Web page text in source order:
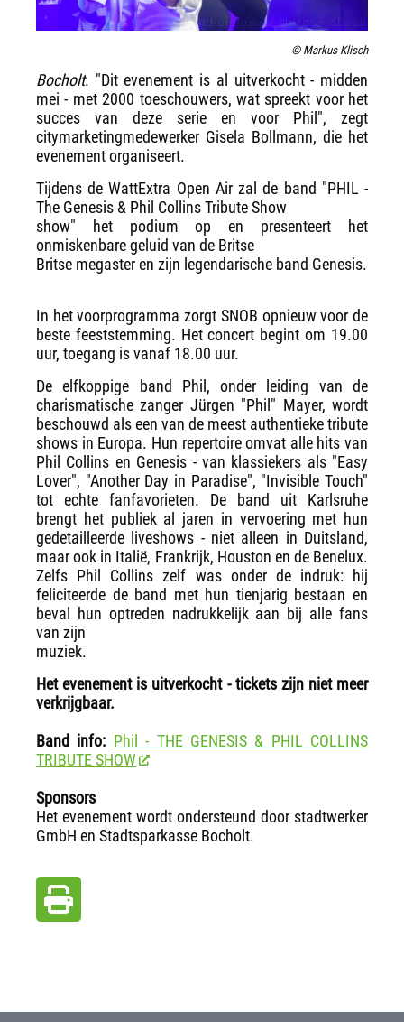
© Markus Klisch
Bocholt. "Dit evenement is al uitverkocht - midden
mei - met 2000 toeschouwers, wat spreekt voor het
succes van deze serie en voor Phil", zegt
citymarketingmedewerker Gisela Bollmann, die het
evenement organiseert.
Tijdens de WattExtra Open Air zal de band "PHIL -
The Genesis & Phil Collins Tribute Show
show" het podium op en presenteert het
onmiskenbare geluid van de Britse
Britse megaster en zijn legendarische band Genesis.
In het voorprogramma zorgt SNOB opnieuw voor de
beste feeststemming. Het concert begint om 19.00
uur, toegang is vanaf 18.00 uur.
De elfkoppige band Phil, onder leiding van de
charismatische zanger Jürgen "Phil" Mayer, wordt
beschouwd als een van de meest authentieke tribute
shows in Europa. Hun repertoire omvat alle hits van
Phil Collins en Genesis - van klassiekers als "Easy
Lover", "Another Day in Paradise", "Invisible Touch"
tot echte fanfavorieten. De band uit Karlsruhe
brengt het publiek al jaren in vervoering met hun
gedetailleerde liveshows - niet alleen in Duitsland,
maar ook in Italië, Frankrijk, Houston en de Benelux.
Zelfs Phil Collins zelf was onder de indruk: hij
feliciteerde de band met hun tienjarig bestaan en
beval hun optreden nadrukkelijk aan bij alle fans
van zijn
muziek.
Het evenement is uitverkocht - tickets zijn niet meer
verkrijgbaar.
Band info: Phil - THE GENESIS & PHIL COLLINS
TRIBUTE SHOW
Sponsors
Het evenement wordt ondersteund door stadtwerker
GmbH en Stadtsparkasse Bocholt.